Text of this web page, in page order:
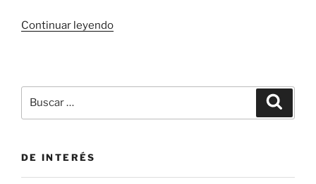
Continuar leyendo«Varias
por:
DE INTERÉS